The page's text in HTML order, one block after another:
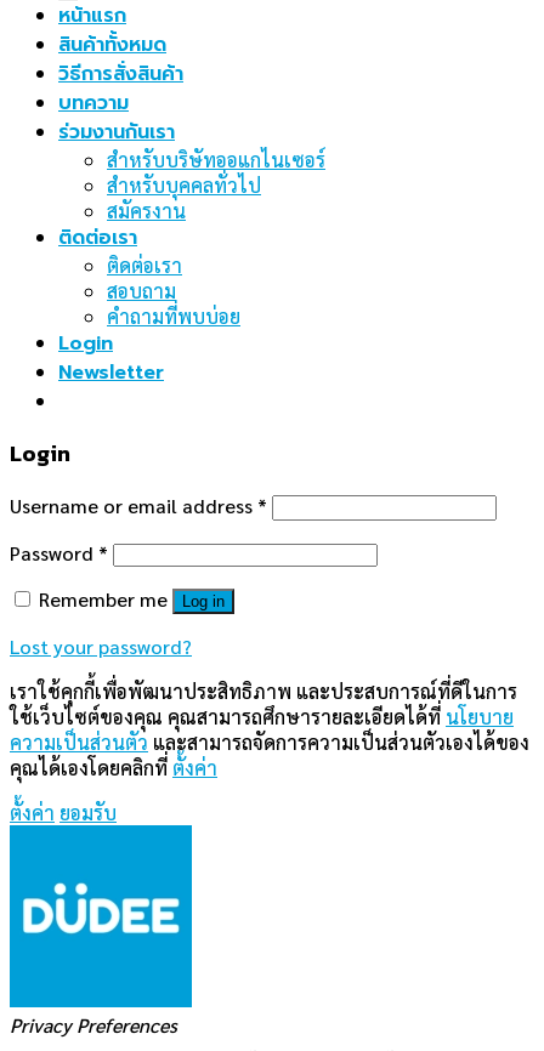
หน้าแรก
สินค้าทั้งหมด
วิธีการสั่งสินค้า
บทความ
ร่วมงานกันเรา
สำหรับบริษัทออแกไนเซอร์
สำหรับบุคคลทั่วไป
สมัครงาน
ติดต่อเรา
ติดต่อเรา
สอบถาม
คำถามที่พบบ่อย
Login
Newsletter
Login
Username or email address *
Password *
Remember me
Log in
Lost your password?
เราใช้คุกกี้เพื่อพัฒนาประสิทธิภาพ และประสบการณ์ที่ดีในการ
ใช้เว็บไซต์ของคุณ คุณสามารถศึกษารายละเอียดได้ที่ นโยบาย
ความเป็นส่วนตัว และสามารถจัดการความเป็นส่วนตัวเองได้ของ
คุณได้เองโดยคลิกที่ ตั้งค่า
ตั้งค่า ยอมรับ
Privacy Preferences